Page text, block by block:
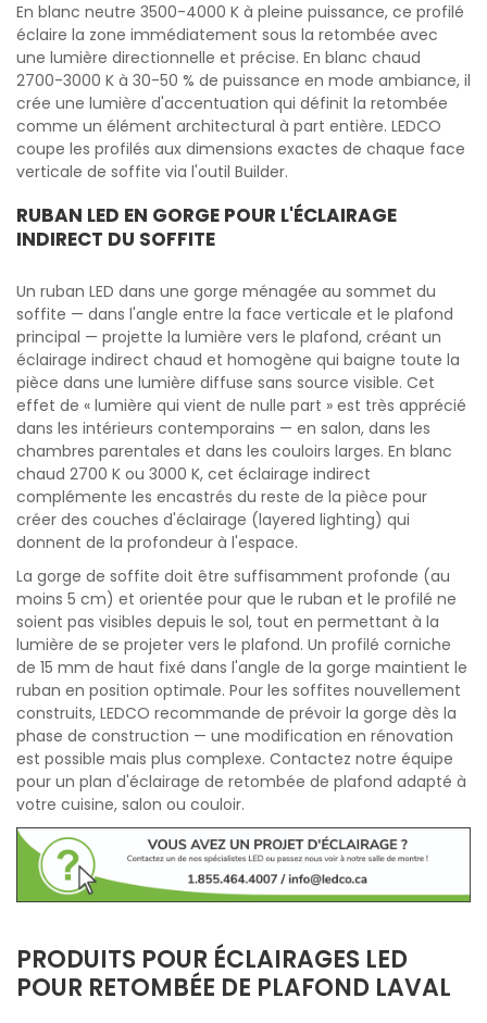
En blanc neutre 3500-4000 K à pleine puissance, ce profilé
éclaire la zone immédiatement sous la retombée avec
une lumière directionnelle et précise. En blanc chaud
2700-3000 K à 30-50 % de puissance en mode ambiance, il
crée une lumière d'accentuation qui définit la retombée
comme un élément architectural à part entière. LEDCO
coupe les profilés aux dimensions exactes de chaque face
verticale de soffite via l'outil Builder.
RUBAN LED EN GORGE POUR L'ÉCLAIRAGE
INDIRECT DU SOFFITE
Un ruban LED dans une gorge ménagée au sommet du
soffite — dans l'angle entre la face verticale et le plafond
principal — projette la lumière vers le plafond, créant un
éclairage indirect chaud et homogène qui baigne toute la
pièce dans une lumière diffuse sans source visible. Cet
effet de « lumière qui vient de nulle part » est très apprécié
dans les intérieurs contemporains — en salon, dans les
chambres parentales et dans les couloirs larges. En blanc
chaud 2700 K ou 3000 K, cet éclairage indirect
complémente les encastrés du reste de la pièce pour
créer des couches d'éclairage (layered lighting) qui
donnent de la profondeur à l'espace.
La gorge de soffite doit être suffisamment profonde (au
moins 5 cm) et orientée pour que le ruban et le profilé ne
soient pas visibles depuis le sol, tout en permettant à la
lumière de se projeter vers le plafond. Un profilé corniche
de 15 mm de haut fixé dans l'angle de la gorge maintient le
ruban en position optimale. Pour les soffites nouvellement
construits, LEDCO recommande de prévoir la gorge dès la
phase de construction — une modification en rénovation
est possible mais plus complexe. Contactez notre équipe
pour un plan d'éclairage de retombée de plafond adapté à
votre cuisine, salon ou couloir.
PRODUITS POUR ÉCLAIRAGES LED
POUR RETOMBÉE DE PLAFOND LAVAL